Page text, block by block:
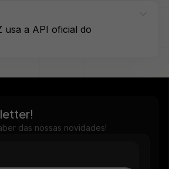
usa a API oficial do
das nossas novidades!